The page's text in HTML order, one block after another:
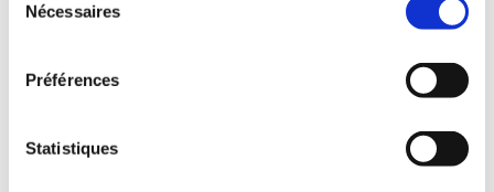
Nécessaires
Préférences
Statistiques
Notre équipe expérimentée prend en charge la mise en
œuvre de votre projet avec rigueur et
et assurons un suivi régulier du chantier, garantissant